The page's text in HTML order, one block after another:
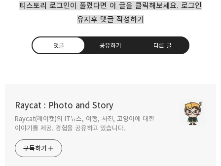
티스토리 로그인이 풀렸다면 이 글을 클릭해보세요. 로그인
유지후 댓글 작성하기
댓글 공유하기 다른 글
Raycat : Photo and Story
Raycat(레이캣)의 IT뉴스, 여행, 사진, 고양이에 대한
이야기를 제공. 경험을 공유하고 있습니다.
구독하기
구독하기 카카오톡
조합
2016.06.02
애플펜슬 수납이 가능한 아이패드프로 케이스